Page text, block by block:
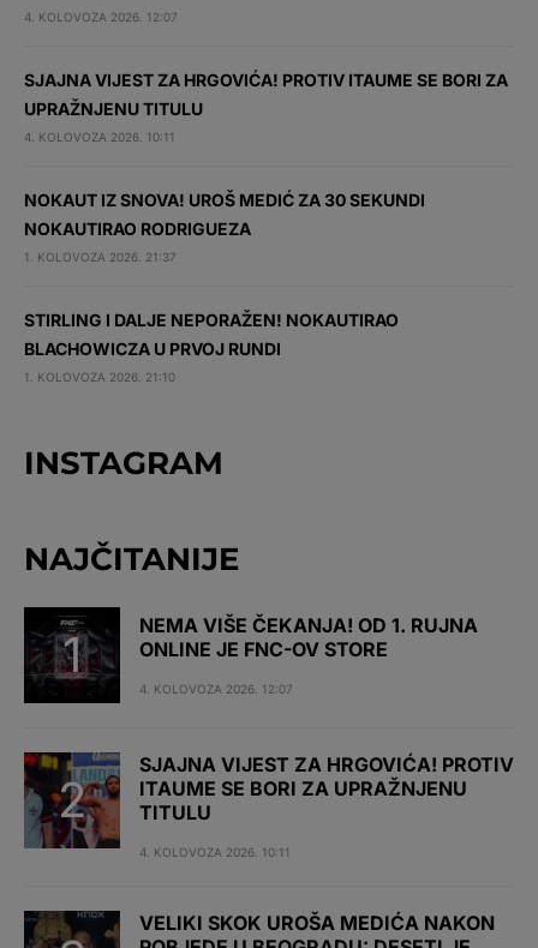
4. KOLOVOZA 2026. 12:07
SJAJNA VIJEST ZA HRGOVIĆA! PROTIV ITAUME SE BORI ZA
UPRAŽNJENU TITULU
4. KOLOVOZA 2026. 10:11
NOKAUT IZ SNOVA! UROŠ MEDIĆ ZA 30 SEKUNDI
NOKAUTIRAO RODRIGUEZA
1. KOLOVOZA 2026. 21:37
STIRLING I DALJE NEPORAŽEN! NOKAUTIRAO
BLACHOWICZA U PRVOJ RUNDI
1. KOLOVOZA 2026. 21:10
INSTAGRAM
NAJČITANIJE
NEMA VIŠE ČEKANJA! OD 1. RUJNA
ONLINE JE FNC-OV STORE
4. KOLOVOZA 2026. 12:07
SJAJNA VIJEST ZA HRGOVIĆA! PROTIV
ITAUME SE BORI ZA UPRAŽNJENU
TITULU
4. KOLOVOZA 2026. 10:11
VELIKI SKOK UROŠA MEDIĆA NAKON